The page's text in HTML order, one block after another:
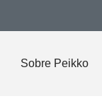
Sobre Peikko